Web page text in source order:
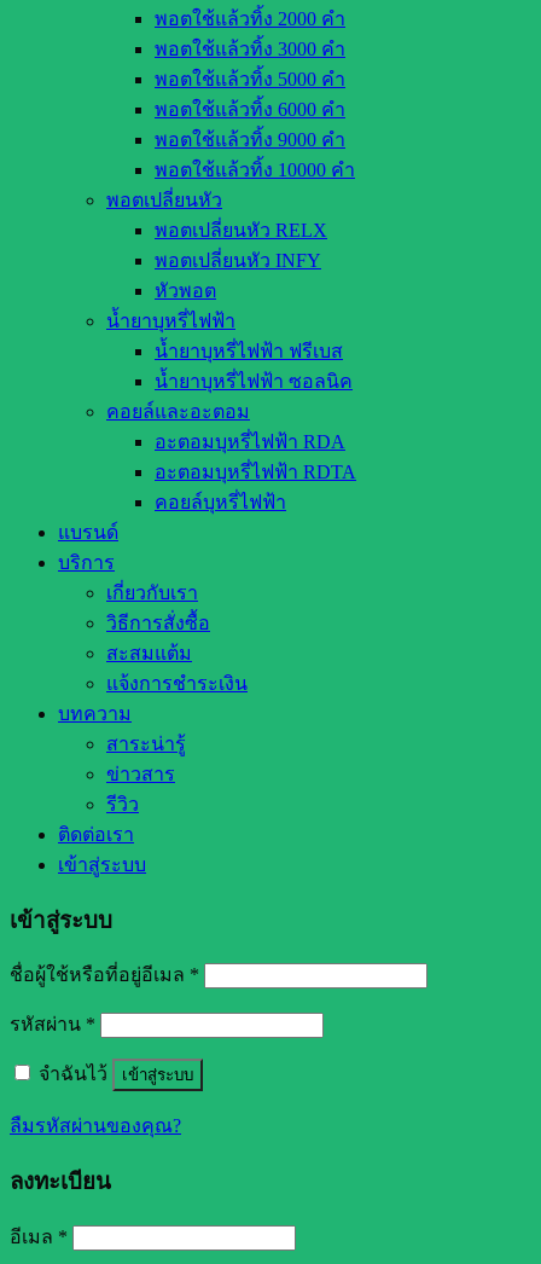
พอตใช้แล้วทิ้ง 2000 คำ
พอตใช้แล้วทิ้ง 3000 คำ
พอตใช้แล้วทิ้ง 5000 คำ
พอตใช้แล้วทิ้ง 6000 คำ
พอตใช้แล้วทิ้ง 9000 คำ
พอตใช้แล้วทิ้ง 10000 คำ
พอตเปลี่ยนหัว
พอตเปลี่ยนหัว RELX
พอตเปลี่ยนหัว INFY
หัวพอต
น้ำยาบุหรี่ไฟฟ้า
น้ำยาบุหรี่ไฟฟ้า ฟรีเบส
น้ำยาบุหรี่ไฟฟ้า ซอลนิค
คอยล์และอะตอม
อะตอมบุหรี่ไฟฟ้า RDA
อะตอมบุหรี่ไฟฟ้า RDTA
คอยล์บุหรี่ไฟฟ้า
แบรนด์
บริการ
เกี่ยวกับเรา
วิธีการสั่งซื้อ
สะสมแต้ม
แจ้งการชำระเงิน
บทความ
สาระน่ารู้
ข่าวสาร
รีวิว
ติดต่อเรา
เข้าสู่ระบบ
เข้าสู่ระบบ
ชื่อผู้ใช้หรือที่อยู่อีเมล *
รหัสผ่าน *
จำฉันไว้ เข้าสู่ระบบ
ลืมรหัสผ่านของคุณ?
ลงทะเบียน
อีเมล *